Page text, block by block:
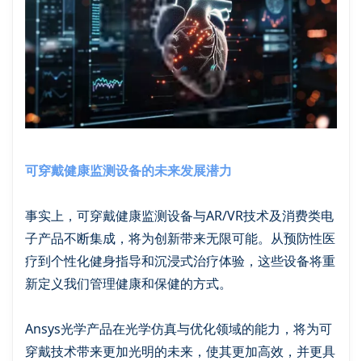
可穿戴健康监测设备的未来发展潜力
事实上，可穿戴健康监测设备与AR/VR技术及消费类电
子产品不断集成，将为创新带来无限可能。从预防性医
疗到个性化健身指导和沉浸式治疗体验，这些设备将重
新定义我们管理健康和保健的方式。
Ansys光学产品在光学仿真与优化领域的能力，将为可
穿戴技术带来更加光明的未来，使其更加高效，并更具